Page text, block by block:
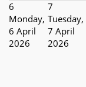
6
Monday,
6 April
2026
7
Tuesday,
7 April
2026